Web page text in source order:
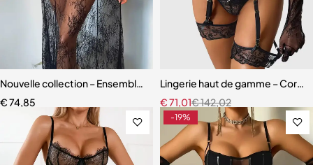
Nouvelle collection – Ensemble lingerie 3 pièces élégant et moderne
€74,85
Lingerie haut de gamme –
€142,02
€71,01
-19%